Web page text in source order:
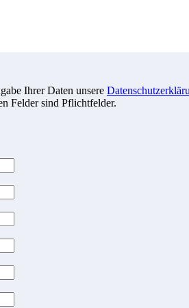
Ihrer Daten unsere
Felder sind Pflichtfelder.